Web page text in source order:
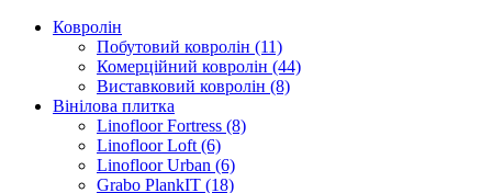
Ковролін
Побутовий ковролін (11)
Комерційний ковролін (44)
Виставковий ковролін (8)
Вінілова плитка
Linofloor Fortress (8)
Linofloor Loft (6)
Linofloor Urban (6)
Grabo PlankIT (18)